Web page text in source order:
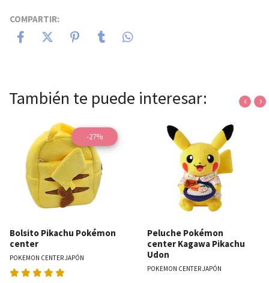
COMPARTIR:
También te puede interesar:
-27%
Bolsito Pikachu Pokémon
center
POKEMON CENTER JAPÓN
Peluche Pokémon
center Kagawa Pikachu
Udon
POKEMON CENTER JAPÓN
‹ ›